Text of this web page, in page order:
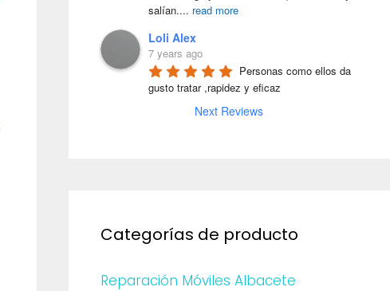
salían.... read more
Loli Alex
7 years ago
Personas como ellos da
gusto tratar ,rapidez y eficaz
Next Reviews
Categorías de producto
Reparación Móviles Albacete